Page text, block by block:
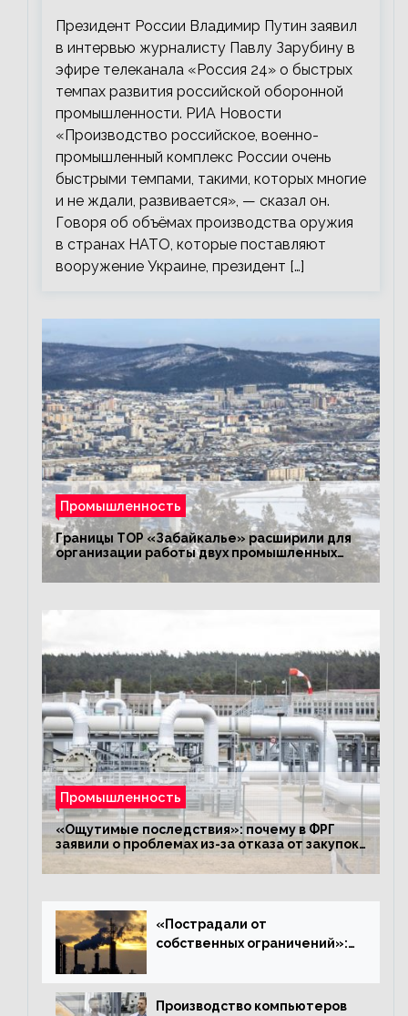
Президент России Владимир Путин заявил
в интервью журналисту Павлу Зарубину в
эфире телеканала «Россия 24» о быстрых
темпах развития российской оборонной
промышленности. РИА Новости
«Производство российское, военно-
промышленный комплекс России очень
быстрыми темпами, такими, которых многие
и не ждали, развивается», — сказал он.
Говоря об объёмах производства оружия
в странах НАТО, которые поставляют
вооружение Украине, президент […]
Промышленность
Границы ТОР «Забайкалье» расширили для
организации работы двух промышленных
предприятий
Промышленность
«Ощутимые последствия»: почему в ФРГ
заявили о проблемах из-за отказа от закупок
российского газа
«Пострадали от
собственных ограничений»:
промышленности
Производство компьютеров